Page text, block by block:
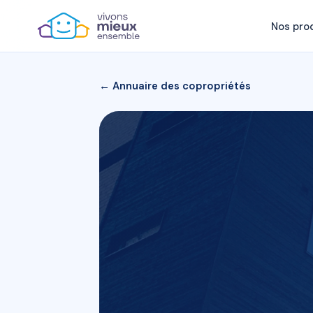
Nos
← Annuaire des copropriétés